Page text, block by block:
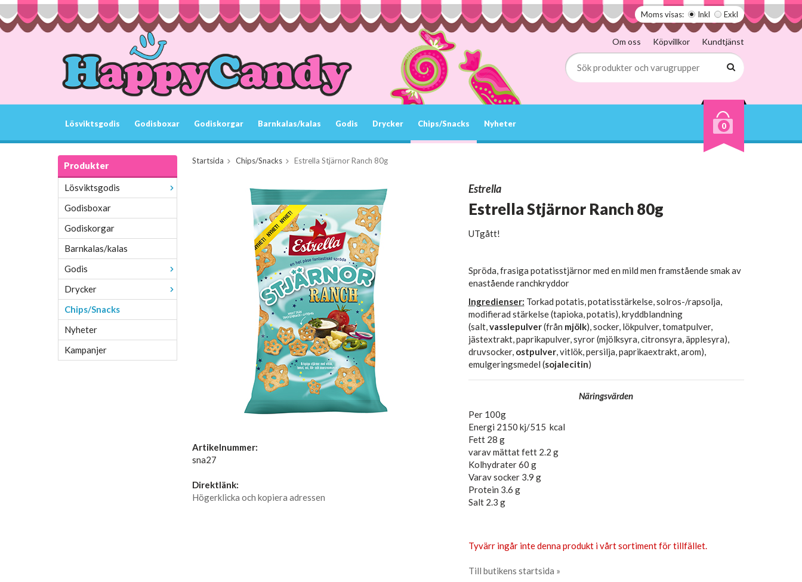
Moms visas: Inkl Exkl
Om oss Köpvillkor Kundtjänst
Lösviktsgodis Godisboxar Godiskorgar Barnkalas/kalas Godis Drycker Chips/Snacks Nyheter 0
Produkter
Lösviktsgodis
Godisboxar
Godiskorgar
Barnkalas/kalas
Godis
Drycker
Chips/Snacks
Nyheter
Kampanjer
Startsida Chips/Snacks Estrella Stjärnor Ranch 80g
Estrella
Estrella Stjärnor Ranch 80g
UTgått!
Spröda, frasiga potatisstjärnor med en mild men framstående smak av
enastående ranchkryddor
Ingredienser: Torkad potatis, potatisstärkelse, solros-/rapsolja,
modifierad stärkelse (tapioka, potatis), kryddblandning
(salt,vasslepulver(från mjölk), socker, lökpulver, tomatpulver,
jästextrakt, paprikapulver, syror (mjölksyra, citronsyra, äpplesyra),
druvsocker, ostpulver, vitlök, persilja, paprikaextrakt, arom),
emulgeringsmedel (sojalecitin)
Näringsvärden
Per 100g
Energi 2150 kj/515 kcal
Fett 28 g
varav mättat fett 2.2 g
Kolhydrater 60 g
Varav socker 3.9 g
Protein 3.6 g
Salt 2.3 g
Tyvärr ingår inte denna produkt i vårt sortiment för tillfället.
Till butikens startsida »
Artikelnummer:
sna27
Direktlänk:
Högerklicka och kopiera adressen